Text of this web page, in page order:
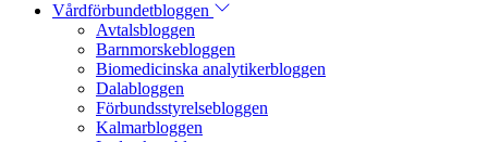
Vårdförbundetbloggen
Avtalsbloggen
Barnmorskebloggen
Biomedicinska analytikerbloggen
Dalabloggen
Förbundsstyrelsebloggen
Kalmarbloggen